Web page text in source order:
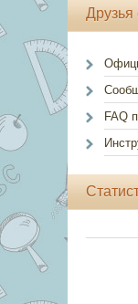
Друзья
FAQ